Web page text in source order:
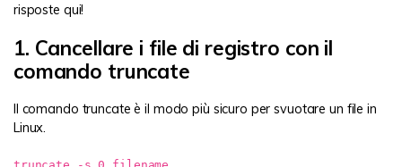
risposte qui!
1. Cancellare i file di registro con il
comando truncate
Il comando truncate è il modo più sicuro per svuotare un file in
Linux.